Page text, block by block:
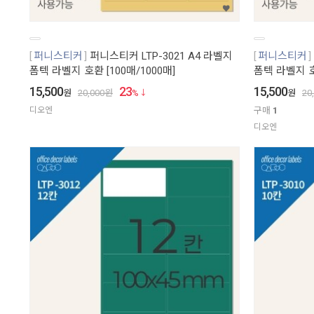
퍼니스티커
퍼니스티커 LTP-3021 A4 라벨지
폼텍 라벨지 호환 [100매/1000매]
15,500원 20,000원 23%
디오엔
퍼니스티커
폼텍 라벨지
15,500원
구매 1
디오엔